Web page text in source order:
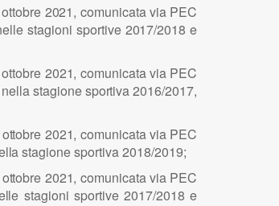
ttobre 2021, comunicata via PEC
elle stagioni sportive 2017/2018 e
ttobre 2021, comunicata via PEC
ella stagione sportiva2016/2017,
ttobre 2021, comunicata via PEC
lla stagione sportiva2018/2019;
ttobre 2021, comunicata via PEC
lle stagioni sportive 2017/2018 e